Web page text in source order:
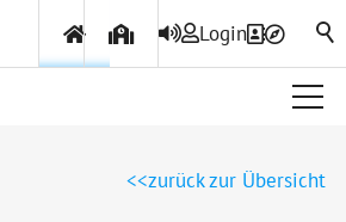
Login
zurück zur Übersicht